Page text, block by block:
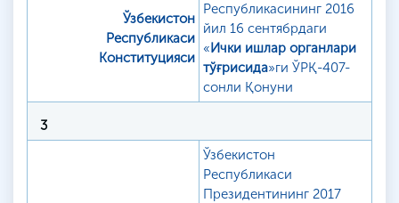
Ўзбекистон
Республикаси
Конституцияси
Республикасининг 2016
йил 16 сентябрдаги
«Ички ишлар органлари
тўғрисида»ги ЎРҚ-407-
сонли Қонуни
3
Ўзбекистон
Республикаси
Президентининг 2017